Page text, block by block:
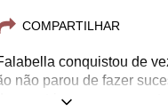
COMPARTILHAR
conquistou de
não parou de fazer
atriz que marcou a